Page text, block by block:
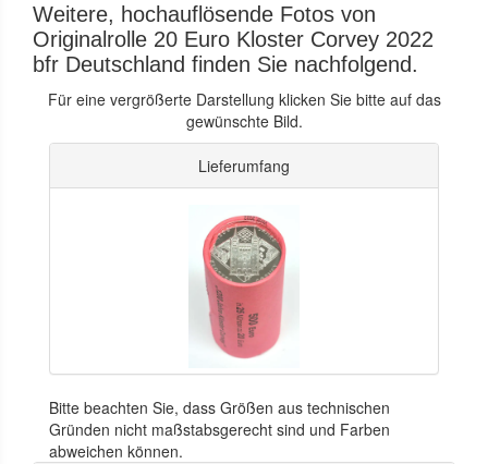
Weitere, hochauflösende Fotos von
Originalrolle 20 Euro Kloster Corvey 2022
bfr Deutschland finden Sie nachfolgend.
Für eine vergrößerte Darstellung klicken Sie bitte auf das
gewünschte Bild.
Lieferumfang
Bitte beachten Sie, dass Größen aus technischen
Gründen nicht maßstabsgerecht sind und Farben
abweichen können.